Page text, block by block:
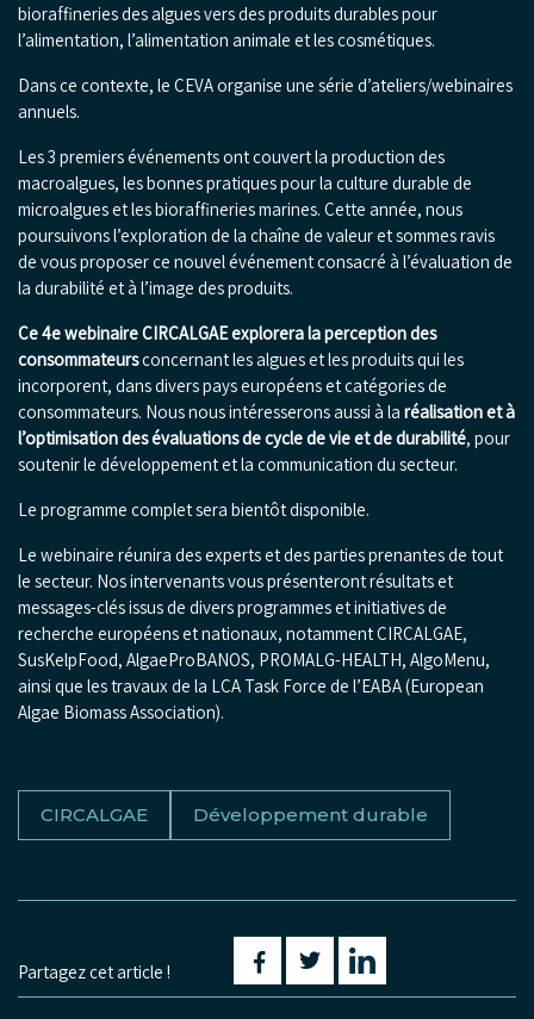
bioraffineries des algues vers des produits durables pour
l’alimentation, l’alimentation animale et les cosmétiques.
Dans ce contexte, le CEVA organise une série d’ateliers/webinaires
annuels.
Les 3 premiers événements ont couvert la production des
macroalgues, les bonnes pratiques pour la culture durable de
microalgues et les bioraffineries marines. Cette année, nous
poursuivons l’exploration de la chaîne de valeur et sommes ravis
de vous proposer ce nouvel événement consacré à l’évaluation de
la durabilité et à l’image des produits.
Ce 4e webinaire CIRCALGAE explorera la perception des
consommateursconcernant les algues et les produits qui les
incorporent, dans divers pays européens et catégories de
consommateurs. Nous nous intéresserons aussi à la réalisation et à
l’optimisation des évaluations de cycle de vie et de durabilité, pour
soutenir le développement et la communication du secteur.
Le programme complet sera bientôt disponible.
Le webinaire réunira des experts et des parties prenantes de tout
le secteur. Nos intervenants vous présenteront résultats et
messages-clés issus de divers programmes et initiatives de
recherche européens et nationaux, notamment CIRCALGAE,
SusKelpFood, AlgaeProBANOS, PROMALG-HEALTH, AlgoMenu,
ainsi que les travaux de la LCA Task Force de l’EABA (European
Algae Biomass Association).
CIRCALGAE Développement durable
Partagez cet article !